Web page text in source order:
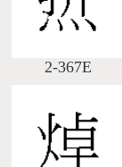
2-367E